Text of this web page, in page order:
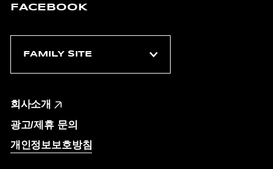
FACEBOOK
회사소개
광고/제휴 문의
개인정보보호방침